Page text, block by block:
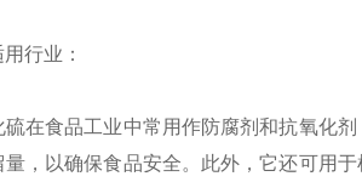
行业：
在食品工业中常用作防腐剂和抗氧化
量，以确保食品安全。此外，它还可用